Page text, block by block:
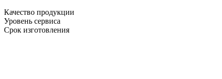
Качество продукции
Уровень сервиса
Срок изготовления